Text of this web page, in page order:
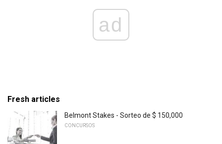
ad
Fresh articles
Belmont Stakes - Sorteo de $ 150,000
CONCURSOS